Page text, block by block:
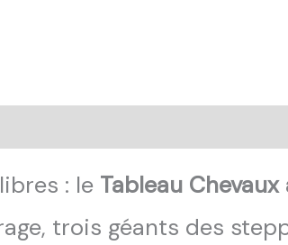
: le Tableau
trois géants des